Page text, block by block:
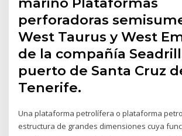
perforadoras
West Taurus y West
de la compañía
puerto de Santa Cruz
Tenerife.
Una plataforma petrolífera o plataforma
estructura de grandes dimensiones cuya